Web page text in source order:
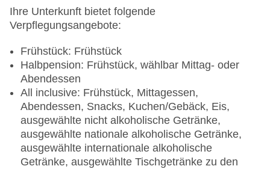
Ihre Unterkunft bietet folgende
Verpflegungsangebote:
Frühstück: Frühstück
Halbpension: Frühstück, wählbar Mittag- oder
Abendessen
All inclusive: Frühstück, Mittagessen,
Abendessen, Snacks, Kuchen/Gebäck, Eis,
ausgewählte nicht alkoholische Getränke,
ausgewählte nationale alkoholische Getränke,
ausgewählte internationale alkoholische
Getränke, ausgewählte Tischgetränke zu den